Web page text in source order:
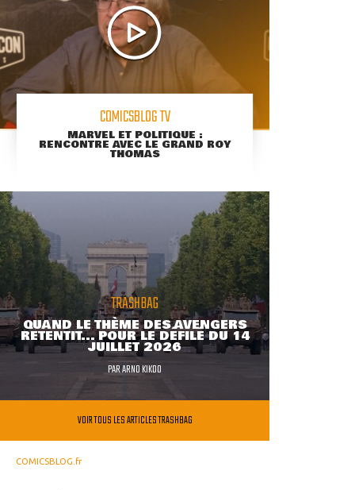
COMICSBLOG TV
MARVEL ET POLITIQUE :
RENCONTRE AVEC LE GRAND ROY
THOMAS
TRASHBAG
QUAND LE THÈME DES AVENGERS
RETENTIT... POUR LE DÉFILÉ DU 14
JUILLET 2026
PARARNO KIKOO
VOIR TOUS LES ARTICLES TRASHBAG
COMICSBLOG.fr